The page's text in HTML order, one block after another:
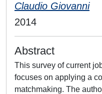
Claudio Giovanni
2014
Abstract
This survey of current
focuses on applying a
matchmaking. The